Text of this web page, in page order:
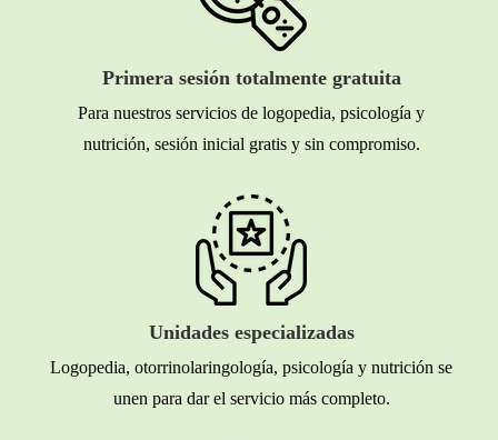
Primera sesión totalmente gratuita
Para nuestros servicios de logopedia, psicología y
nutrición, sesión inicial gratis y sin compromiso.
Unidades especializadas
Logopedia, otorrinolaringología, psicología y nutrición se
unen para dar el servicio más completo.